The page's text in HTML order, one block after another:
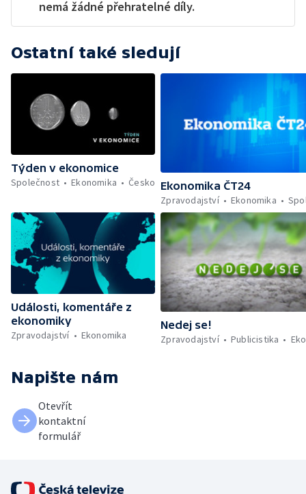
nemá žádné přehratelné díly.
Ostatní také sledují
Týden v ekonomice
Společnost
Ekonomika Česko Ekonomika ČT24
Zpravodajství
Ekonomika
Události, komentáře z
ekonomiky
Zpravodajství
Ekonomika
Nedej se!
Zpravodajství
Publicistika
Napište nám
Otevřít
kontaktní
formulář